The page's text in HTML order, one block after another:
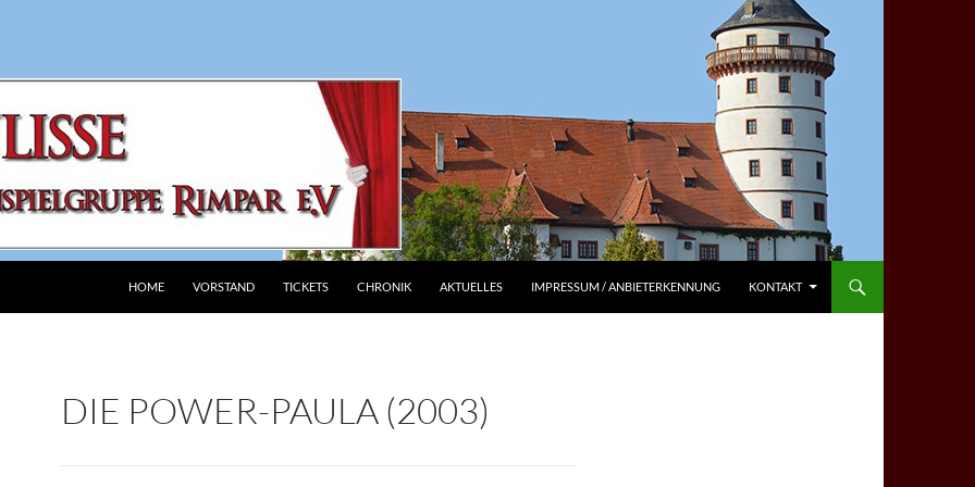
HOME VORSTAND TICKETS CHRONIK AKTUELLES IMPRESSUM / ANBIETERKENNUNG KONTAKT
DIE POWER-PAULA (2003)